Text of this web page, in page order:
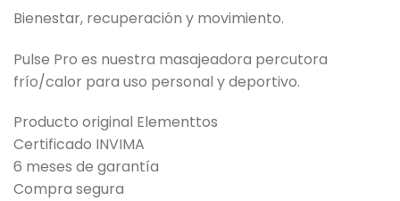
Bienestar, recuperación y movimiento.
Pulse Pro es nuestra masajeadora percutora
frío/calor para uso personal y deportivo.
Producto original Elementtos
Certificado INVIMA
6 meses de garantía
Compra segura